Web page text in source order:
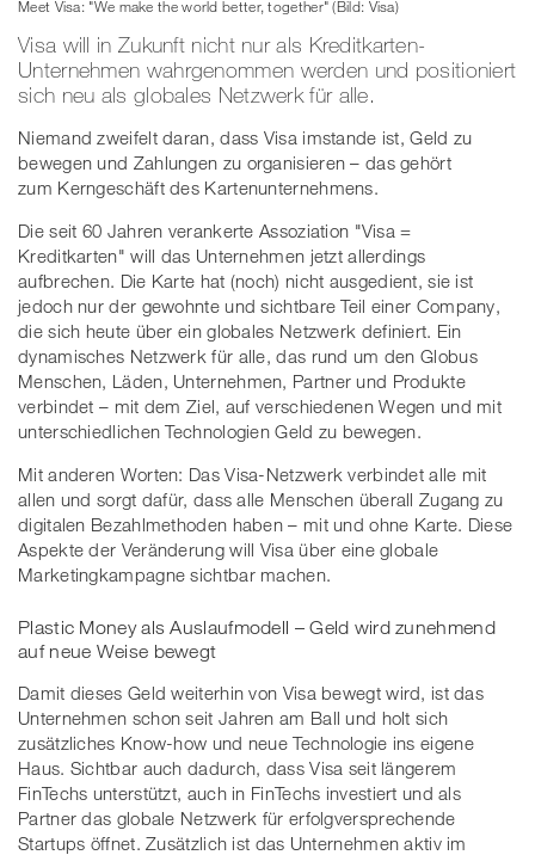
Meet Visa: "We make the world better, together" (Bild: Visa)
Visa will in Zukunft nicht nur als Kreditkarten-
Unternehmen wahrgenommen werden und positioniert
sich neu als globales Netzwerk für alle.
Niemand zweifelt daran, dass Visa imstande ist, Geld zu
bewegen und Zahlungen zu organisieren – das gehört
zum Kerngeschäft des Kartenunternehmens.
Die seit 60 Jahren verankerte Assoziation "Visa =
Kreditkarten" will das Unternehmen jetzt allerdings
aufbrechen. Die Karte hat (noch) nicht ausgedient, sie ist
jedoch nur der gewohnte und sichtbare Teil einer Company,
die sich heute über ein globales Netzwerk definiert. Ein
dynamisches Netzwerk für alle, das rund um den Globus
Menschen, Läden, Unternehmen, Partner und Produkte
verbindet – mit dem Ziel, auf verschiedenen Wegen und mit
unterschiedlichen Technologien Geld zu bewegen.
Mit anderen Worten: Das Visa-Netzwerk verbindet alle mit
allen und sorgt dafür, dass alle Menschen überall Zugang zu
digitalen Bezahlmethoden haben – mit und ohne Karte. Diese
Aspekte der Veränderung will Visa über eine globale
Marketingkampagne sichtbar machen.
Plastic Money als Auslaufmodell – Geld wird zunehmend
auf neue Weise bewegt
Damit dieses Geld weiterhin von Visa bewegt wird, ist das
Unternehmen schon seit Jahren am Ball und holt sich
zusätzliches Know-how und neue Technologie ins eigene
Haus. Sichtbar auch dadurch, dass Visa seit längerem
FinTechs unterstützt, auch in FinTechs investiert und als
Partner das globale Netzwerk für erfolgversprechende
Startups öffnet. Zusätzlich ist das Unternehmen aktiv im